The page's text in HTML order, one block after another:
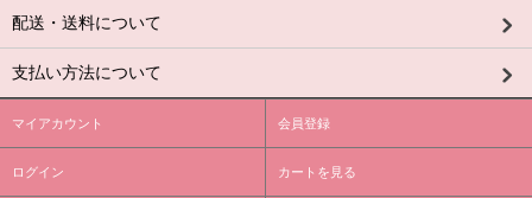
配送・送料について
支払い方法について
マイアカウント 会員登録
ログイン カートを見る